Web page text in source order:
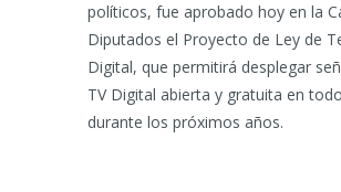
políticos, fue aprobado hoy en la
Diputados el Proyecto de Ley de
Digital, que permitirá desplegar
TV Digital abierta y gratuita en
durante los próximos años.